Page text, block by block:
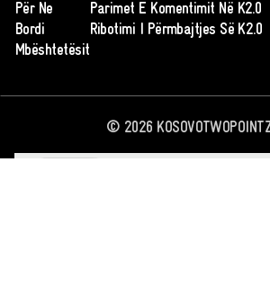
Për Ne
Bordi
Mbështetësit
Parimet E Komentimit Në K2.0
Ribotimi I Përmbajtjes Së K2.0
© 2026